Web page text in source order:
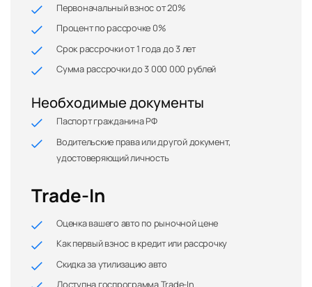
Первоначальный взнос от 20%
Процент по рассрочке 0%
Срок рассрочки от 1 года до 3 лет
Сумма рассрочки до 3 000 000 рублей
Необходимые документы
Паспорт гражданина РФ
Водительские права или другой документ,
удостоверяющий личность
Trade-In
Оценка вашего авто по рыночной цене
Как первый взнос в кредит или рассрочку
Скидка за утилизацию авто
Доступна госпрограмма Trade-In